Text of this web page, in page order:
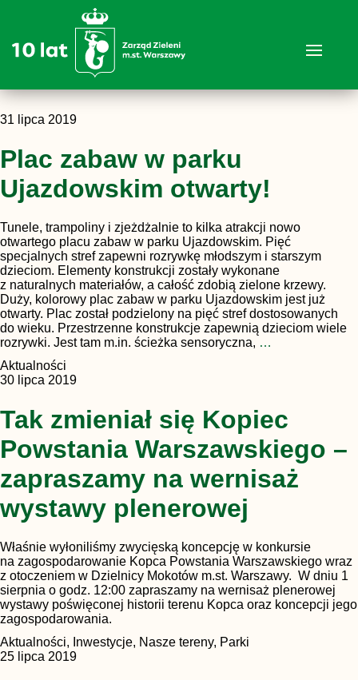
31 lipca 2019
Plac zabaw w parku
Ujazdowskim otwarty!
Tunele, trampoliny i zjeżdżalnie to kilka atrakcji nowo
otwartego placu zabaw w parku Ujazdowskim. Pięć
specjalnych stref zapewni rozrywkę młodszym i starszym
dzieciom. Elementy konstrukcji zostały wykonane
z naturalnych materiałów, a całość zdobią zielone krzewy.
Duży, kolorowy plac zabaw w parku Ujazdowskim jest już
otwarty. Plac został podzielony na pięć stref dostosowanych
do wieku. Przestrzenne konstrukcje zapewnią dzieciom wiele
rozrywki. Jest tam m.in. ścieżka sensoryczna, …
Aktualności
30 lipca 2019
Tak zmieniał się Kopiec
Powstania Warszawskiego –
zapraszamy na wernisaż
wystawy plenerowej
Właśnie wyłoniliśmy zwycięską koncepcję w konkursie
na zagospodarowanie Kopca Powstania Warszawskiego wraz
z otoczeniem w Dzielnicy Mokotów m.st. Warszawy. W dniu 1
sierpnia o godz. 12:00 zapraszamy na wernisaż plenerowej
wystawy poświęconej historii terenu Kopca oraz koncepcji jego
zagospodarowania.
Aktualności, Inwestycje, Nasze tereny, Parki
25 lipca 2019